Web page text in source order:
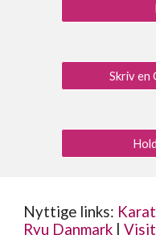
Skriv en
Nyttige links:
Ryu Danmark